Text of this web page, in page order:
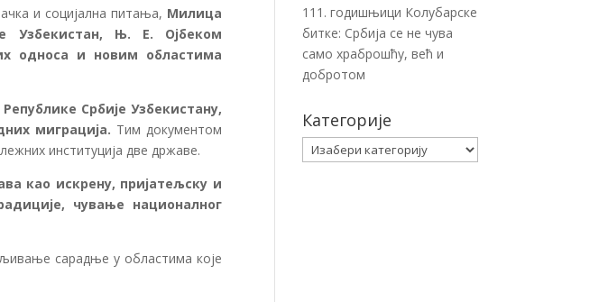
и социјална питања, Милица
Узбекистан, Њ. Е. Ојбеком
односа и новим областима
Србије Узбекистану,
миграција. Тим документом
институција две државе.
као искрену, пријатељску и
чување националног
сарадње у областима које
111. годишњици Колубарске
битке: Србија се не чува
само храброшћу, већ и
добротом
Категорије
Категорије